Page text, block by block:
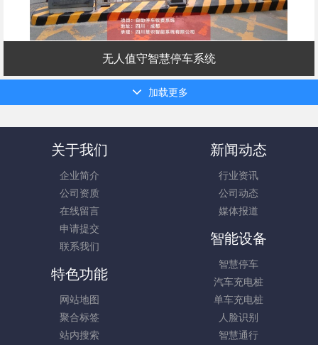
无人值守智慧停车系统
加载更多
关于我们
企业简介
公司资质
在线留言
申请提交
联系我们
新闻动态
行业资讯
公司动态
媒体报道
智能设备
智慧停车
汽车充电桩
单车充电桩
人脸识别
智慧通行
特色功能
网站地图
聚合标签
站内搜索